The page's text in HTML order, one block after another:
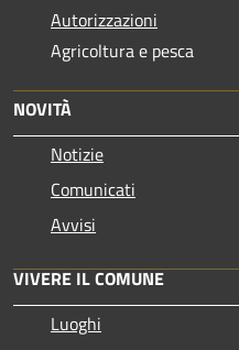
Autorizzazioni
Agricoltura e pesca
NOVITÀ
Notizie
Comunicati
Avvisi
VIVERE IL COMUNE
Luoghi